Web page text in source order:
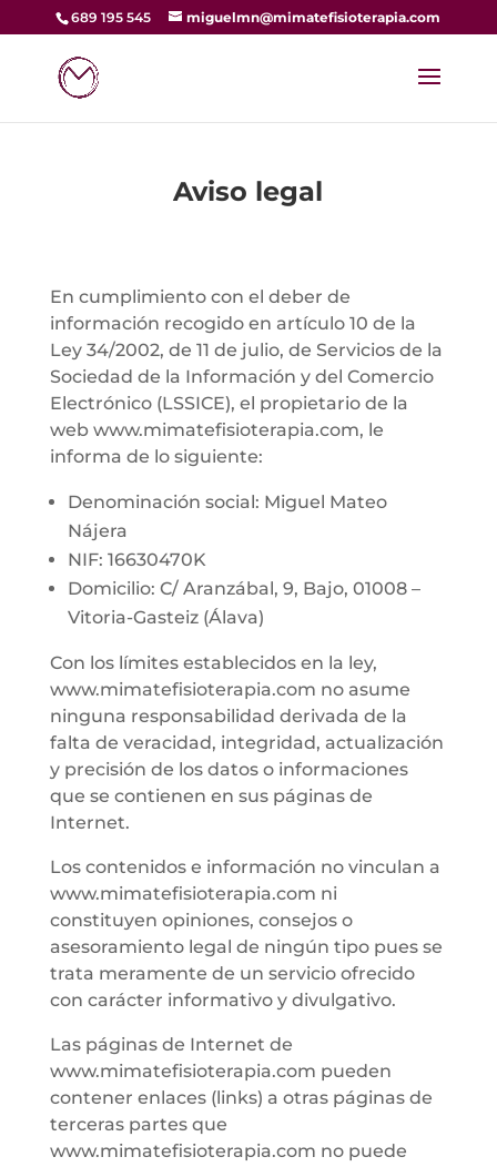
689 195 545 miguelmn@mimatefisioterapia.com
Aviso legal
En cumplimiento con el deber de
información recogido en artículo 10 de la
Ley 34/2002, de 11 de julio, de Servicios de la
Sociedad de la Información y del Comercio
Electrónico (LSSICE), el propietario de la
web www.mimatefisioterapia.com, le
informa de lo siguiente:
Denominación social: Miguel Mateo
Nájera
NIF: 16630470K
Domicilio: C/ Aranzábal, 9, Bajo, 01008 –
Vitoria-Gasteiz (Álava)
Con los límites establecidos en la ley,
www.mimatefisioterapia.com no asume
ninguna responsabilidad derivada de la
falta de veracidad, integridad, actualización
y precisión de los datos o informaciones
que se contienen en sus páginas de
Internet.
Los contenidos e información no vinculan a
www.mimatefisioterapia.com ni
constituyen opiniones, consejos o
asesoramiento legal de ningún tipo pues se
trata meramente de un servicio ofrecido
con carácter informativo y divulgativo.
Las páginas de Internet de
www.mimatefisioterapia.com pueden
contener enlaces (links) a otras páginas de
terceras partes que
www.mimatefisioterapia.com no puede